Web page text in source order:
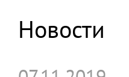
Новости